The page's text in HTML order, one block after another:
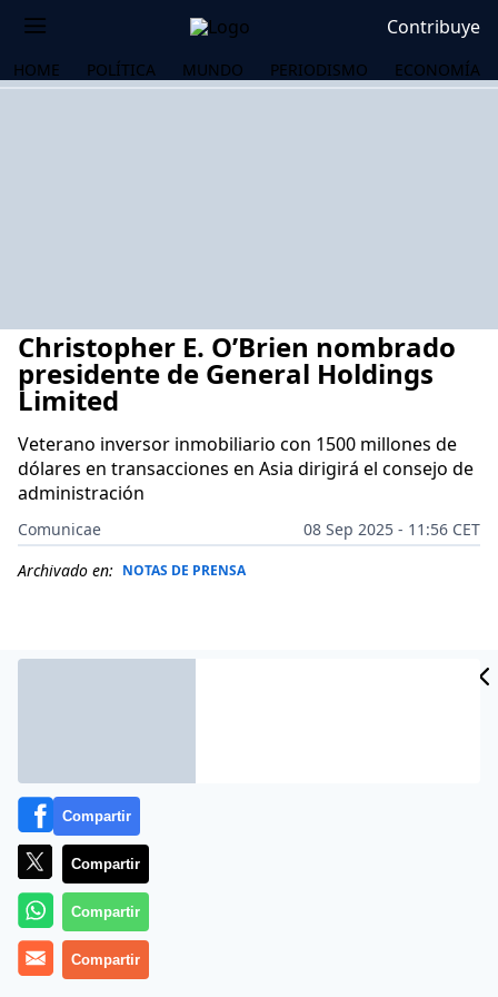
Contribuye
HOME POLÍTICA MUNDO PERIODISMO ECONOMÍA
Christopher E. O’Brien nombrado
presidente de General Holdings
Limited
Veterano inversor inmobiliario con 1500 millones de
dólares en transacciones en Asia dirigirá el consejo de
administración
Comunicae
08 Sep 2025 - 11:56 CET
Archivado en: NOTAS DE PRENSA
General Holdings Limited ha anunciado hoy el
nombramiento de
presidente del consejo de administración
Compartir
Compartir
Compartir
Compartir